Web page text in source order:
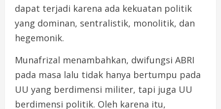
dapat terjadi karena ada kekuatan politik
yang dominan, sentralistik, monolitik, dan
hegemonik.
Munafrizal menambahkan, dwifungsi ABRI
pada masa lalu tidak hanya bertumpu pada
UU yang berdimensi militer, tapi juga UU
berdimensi politik. Oleh karena itu,